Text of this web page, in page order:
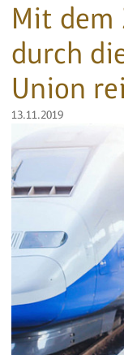
Mit dem
durch
Union
13.11.2019